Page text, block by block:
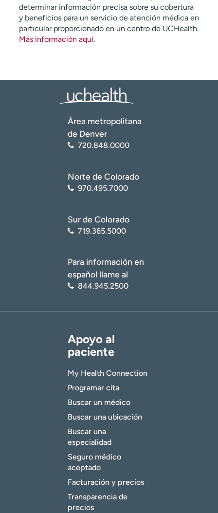
determinar información precisa sobre su cobertura
y beneficios para un servicio de atención médica en
particular proporcionado en un centro de UCHealth.
Más información aquí.
Área metropolitana
de Denver
720.848.0000
Norte de Colorado
970.495.7000
Sur de Colorado
719.365.5000
Para información en
español llame al
844.945.2500
Apoyo al
paciente
My Health Connection
Programar cita
Buscar un médico
Buscar una ubicación
Buscar una
especialidad
Seguro médico
aceptado
Facturación y precios
Transparencia de
precios